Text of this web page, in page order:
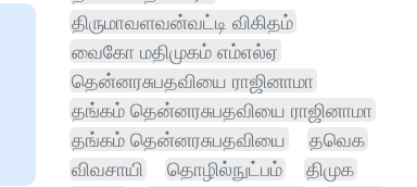
திருமாவளவன்வட்டி விகிதம்
வைகோ மதிமுகம் எம்எல்ஏ
தென்னரசுபதவியை ராஜினாமா
தங்கம் தென்னரசுபதவியை ராஜினாமா
தங்கம் தென்னரசுபதவியை
தவெக
விவசாயி தொழில்நுட்பம்
திமுக